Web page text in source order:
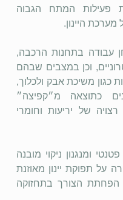
פעילות המתח הגבוה
היינון.
עבודה בתחנות הרכבה,
וכן במצבים שבהם
כגון משיכת אבק ולכלוך,
כתוצאה מ״קפיצה״
של יריעות וחומרי
ומנגנון ניקוי מובנה
על תפוקת יינון מאוזנת
הפחתת הצורך בתחזוקה